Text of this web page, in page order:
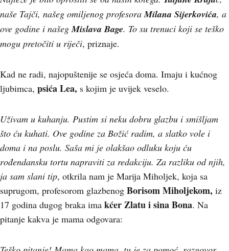
naše Tajči, našeg omiljenog profesoraMilana Sijerkovića, a
ove godine i našegMislava Bage. To su trenuci koji se teško
mogu pretočiti u riječi, priznaje.
Kad ne radi, najopuštenije se osjeća doma. Imaju i kućnog
ljubimca, psića Lea, s kojim je uvijek veselo.
Uživam u kuhanju. Pustim si neku dobru glazbu i smišljam
što ću kuhati. Ove godine za Božić radim, a slatko vole i
doma i na poslu. Saša mi je olakšao odluku koju ću
rođendansku tortu napraviti za redakciju. Za razliku od njih,
ja sam slani tip, otkrila nam je Marija Miholjek, koja sa
suprugom, profesorom glazbenog Borisom Miholjekom, iz
17 godina dugog braka ima kćer Zlatu i sina Bona. Na
pitanje kakva je mama odgovara: